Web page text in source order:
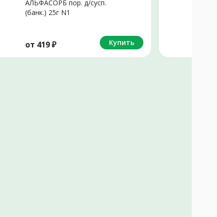
АЛЬФАСОРБ пор. д/сусп.
(банк.) 25г N1
от 419₽ Купить